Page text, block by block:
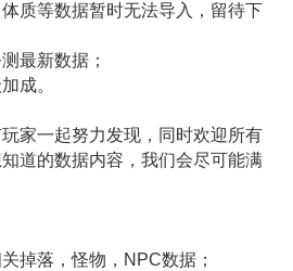
质等数据暂时无法导入，留待下
最新数据；
成。
家一起努力发现，同时欢迎所有
道的数据内容，我们会尽可能满
掉落，怪物，NPC数据；